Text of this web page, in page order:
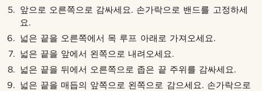
앞으로 오른쪽으로 감싸세요. 손가락으로 밴드를 고정하세
요.
넓은 끝을 오른쪽에서 목 루프 아래로 가져오세요.
넓은 끝을 앞에서 왼쪽으로 내려오세요.
넓은 끝을 뒤에서 오른쪽으로 좁은 끝 주위를 감싸세요.
넓은 끝을 매듭의 앞쪽으로 왼쪽으로 감으세요. 손가락으로